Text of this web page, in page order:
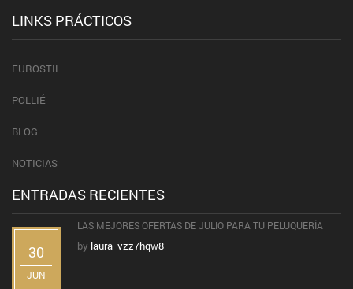
LINKS PRÁCTICOS
EUROSTIL
POLLIÉ
BLOG
NOTICIAS
ENTRADAS RECIENTES
30
JUN
LAS MEJORES OFERTAS DE JULIO PARA TU PELUQUERÍA
by laura_vzz7hqw8